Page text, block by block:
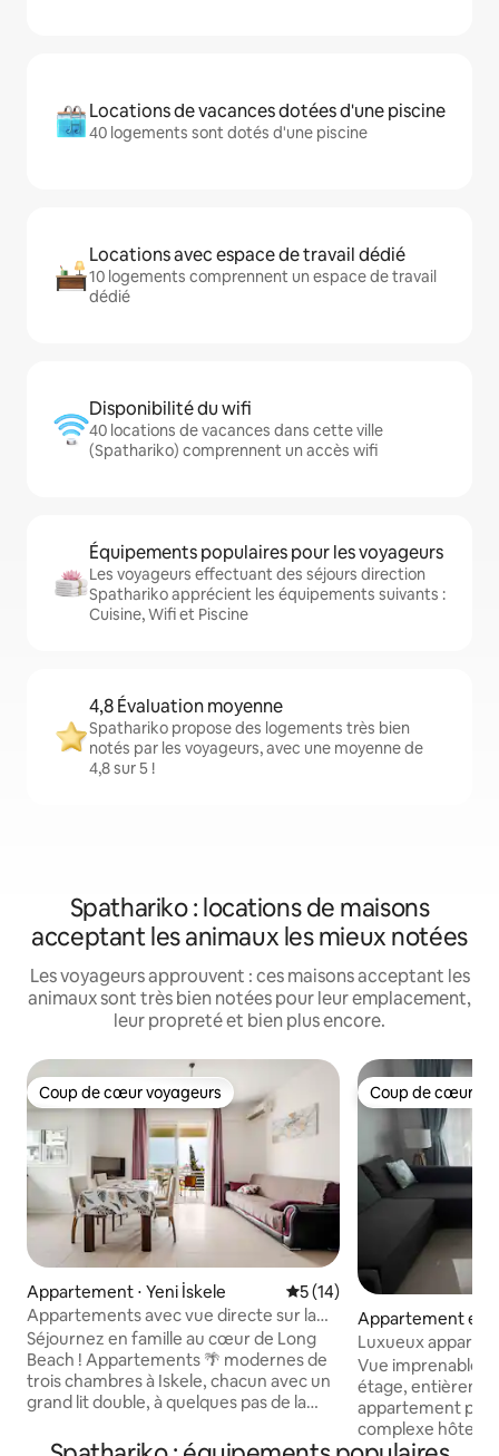
Locations de vacances dotées d'une piscine
40 logements sont dotés d'une piscine
Locations avec espace de travail dédié
10 logements comprennent un espace de travail
dédié
Disponibilité du wifi
40 locations de vacances dans cette ville
(Spathariko) comprennent un accès wifi
Équipements populaires pour les voyageurs
Les voyageurs effectuant des séjours direction
Spathariko apprécient les équipements suivants :
Cuisine, Wifi et Piscine
4,8 Évaluation moyenne
Spathariko propose des logements très bien
notés par les voyageurs, avec une moyenne de
4,8 sur 5 !
Spathariko : locations de maisons
acceptant les animaux les mieux notées
Les voyageurs approuvent : ces maisons acceptant les
animaux sont très bien notées pour leur emplacement,
leur propreté et bien plus encore.
Coup de cœur voyageurs
Coup de cœur voyageurs
Appartement ⋅ Yeni İskele Évaluation moyenne sur la
5 (14)
Appartements avec vue directe sur la
mer
Séjournez en famille au cœur de Long
Beach ! Appartements 🌴 modernes de
trois chambres à Iskele, chacun avec un
grand lit double, à quelques pas de la
sable doré et la Méditerranée turquoise.
Coup de cœur
Coup de cœur
Appartement en
Yeni İskele
Luxueux
complexe hôtelier
mer)
Vue imprenable
étage,
appartement
complexe hôtelier
piscines,